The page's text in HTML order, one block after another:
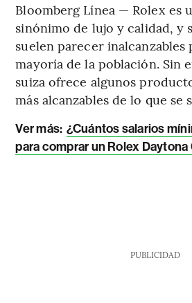
Bloomberg Línea — Rolex es
sinónimo de lujo y calidad, y
suelen parecer inalcanzables
mayoría de la población. Sin
suiza ofrece algunos
más alcanzables de lo que se
Ver más: ¿Cuántos salarios
para comprar un Rolex
PUBLICIDAD